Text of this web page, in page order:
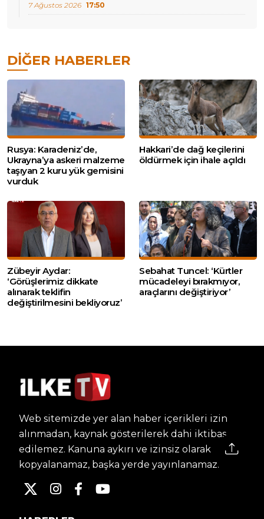
7 Ağustos 2026 17:50
DIĞER HABERLER
Rusya: Karadeniz’de,
Ukrayna’ya askeri malzeme
taşıyan 2 kuru yük gemisini
vurduk
Hakkari’de dağ keçilerini
öldürmek için ihale açıldı
Zübeyir Aydar:
‘Görüşlerimiz dikkate
alınarak teklifin
değiştirilmesini bekliyoruz’
Sebahat Tuncel: ‘Kürtler
mücadeleyi bırakmıyor,
araçlarını değiştiriyor’
Web sitemizde yer alan haber içerikleri izin
alınmadan, kaynak gösterilerek dahi iktibas
edilemez. Kanuna aykırı ve izinsiz olarak
kopyalanamaz, başka yerde yayınlanamaz.